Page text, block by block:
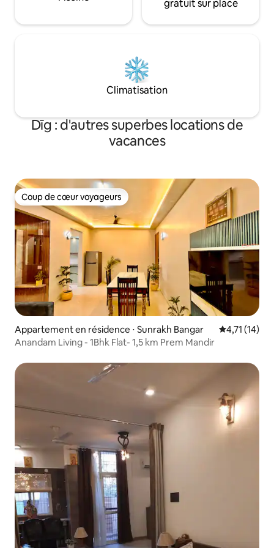
gratuit sur place
Climatisation
Dīg : d'autres superbes locations de
vacances
Coup de cœur voyageurs
Coup de cœur voyageurs
Appartement en résidence ⋅ Sunrakh Bangar Évaluation
4,71 (14)
Anandam Living - 1Bhk Flat- 1,5 km Prem Mandir